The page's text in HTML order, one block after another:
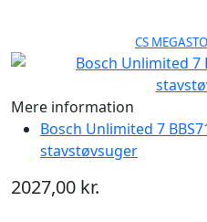
CS
Mere information
Bosch Unlimited 7
stavstøvsuger
2027,00 kr.